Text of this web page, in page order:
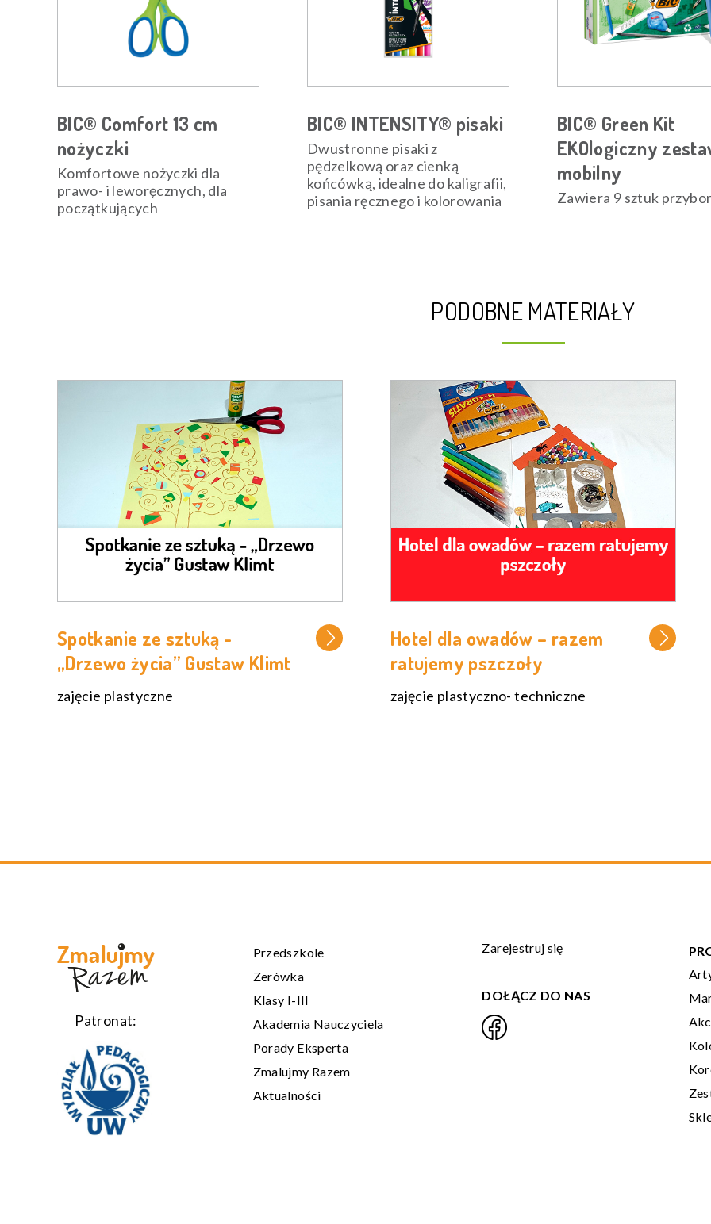
BIC® Comfort 13 cm
nożyczki
Komfortowe nożyczki dla
prawo- i leworęcznych, dla
początkujących
BIC® INTENSITY® pisaki
Dwustronne pisaki z
pędzelkową oraz cienką
końcówką, idealne do kaligrafii,
pisania ręcznego i kolorowania
BIC® Green Kit
EKOlogiczny
mobilny
Zawiera 9 sztuk
PODOBNE MATERIAŁY
Spotkanie ze sztuką -
„Drzewo życia” Gustaw Klimt
zajęcie plastyczne
Hotel dla owadów – razem
ratujemy pszczoły
zajęcie plastyczno- techniczne
Patronat:
Przedszkole
Zerówka
Klasy I-III
Akademia Nauczyciela
Porady Eksperta
Zmalujmy Razem
Aktualności
Zarejestruj się
DOŁĄCZ DO NAS